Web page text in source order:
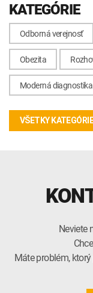
KATEGÓRIE
Odborná verejnosť
Obezita
Moderná diagnostika
VŠETKY
Neviete
Máte problém,